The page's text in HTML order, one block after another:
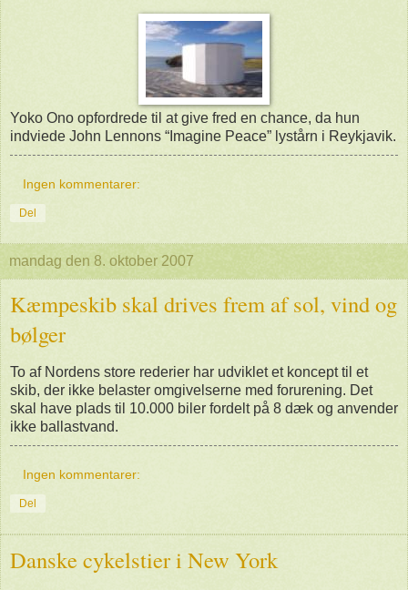
Yoko Ono opfordrede til at give fred en chance, da hun
indviede John Lennons “Imagine Peace” lystårn i Reykjavik.
Ingen kommentarer:
Del
mandag den 8. oktober 2007
Kæmpeskib skal drives frem af sol, vind og
bølger
To af Nordens store rederier har udviklet et koncept til et
skib, der ikke belaster omgivelserne med forurening. Det
skal have plads til 10.000 biler fordelt på 8 dæk og anvender
ikke ballastvand.
Ingen kommentarer:
Del
Danske cykelstier i New York